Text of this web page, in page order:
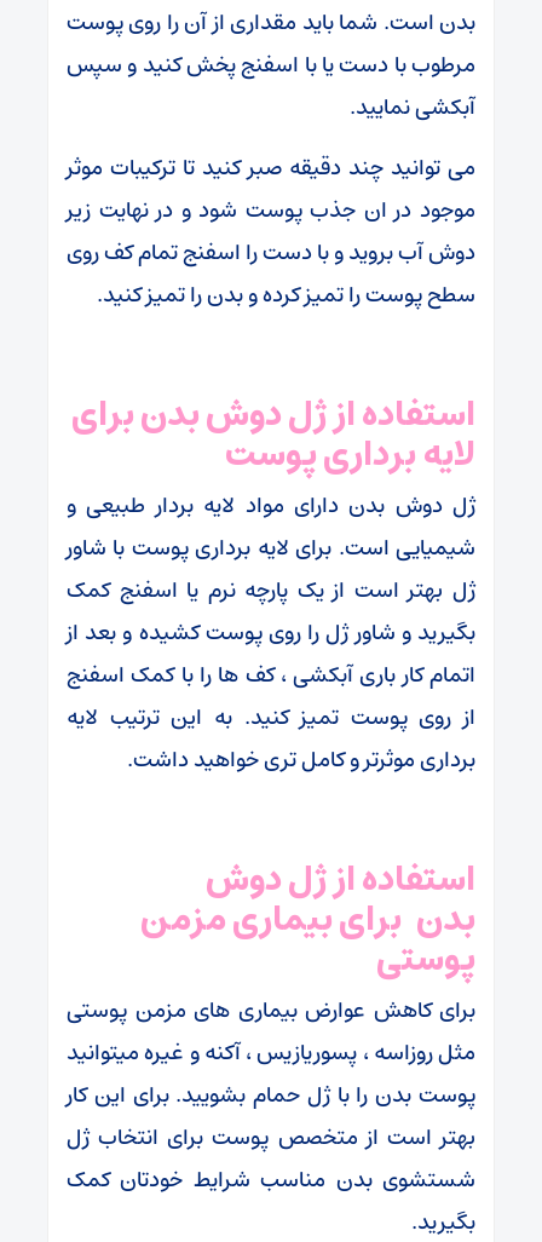
بدن است. شما باید مقداری از آن را روی پوست
مرطوب با دست یا با اسفنج پخش کنید و سپس
آبکشی نمایید.
می توانید چند دقیقه صبر کنید تا ترکیبات موثر
موجود در ان جذب پوست شود و در نهایت زیر
دوش آب بروید و با دست را اسفنج تمام کف روی
سطح پوست را تمیز کرده و بدن را تمیز کنید.
استفاده از ژل دوش بدن برای
لایه برداری پوست
ژل دوش بدن دارای مواد لایه بردار طبیعی و
شیمیایی است. برای لایه برداری پوست با شاور
ژل بهتر است از یک پارچه نرم یا اسفنج کمک
بگیرید و شاور ژل را روی پوست کشیده و بعد از
اتمام کار باری آبکشی ، کف ها را با کمک اسفنج
از روی پوست تمیز کنید. به این ترتیب لایه
برداری موثرتر و کامل تری خواهید داشت.
استفاده از ژل دوش
بدن برای بیماری مزمن
پوستی
برای کاهش عوارض بیماری های مزمن پوستی
مثل روزاسه ، پسوریازیس ، آکنه و غیره میتوانید
پوست بدن را با ژل حمام بشویید. برای این کار
بهتر است از متخصص پوست برای انتخاب ژل
شستشوی بدن مناسب شرایط خودتان کمک
بگیرید.